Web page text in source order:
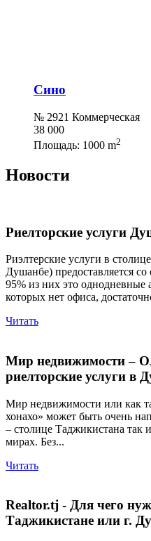
Сино
№ 2921 Коммерческая
38 000
Площадь: 1000 m2
Новости
Риелторские услуги
Риэлтерские услуги в
Душанбе) предоставляется
95% из них это
которых нет офиса,
Читать
Мир недвижимости –
риелторские услуги в
Мир недвижимости или как
хонахо» может быть очень
– столице Таджикистана так
мирах. Без...
Читать
Realtor.tj - Для чего
Таджикистане или г.